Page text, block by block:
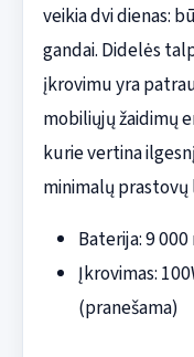
veikia dvi dienas:
gandai. Didelės
įkrovimu yra
mobiliųjų žaidimų
kurie vertina
minimalų
Baterija: 9
Įkrovimas:
(pranešama)